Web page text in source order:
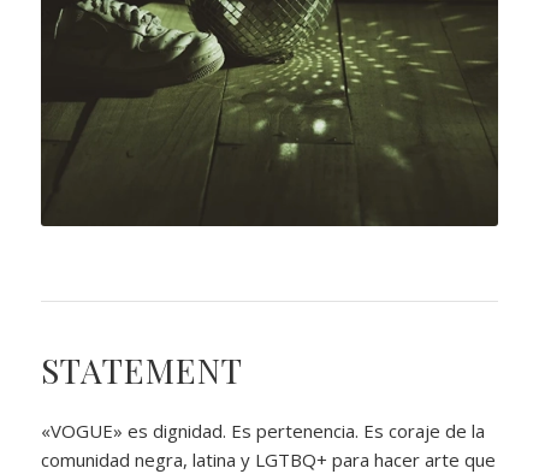
STATEMENT
«VOGUE» es dignidad. Es pertenencia. Es coraje de la
comunidad negra, latina y LGTBQ+ para hacer arte que